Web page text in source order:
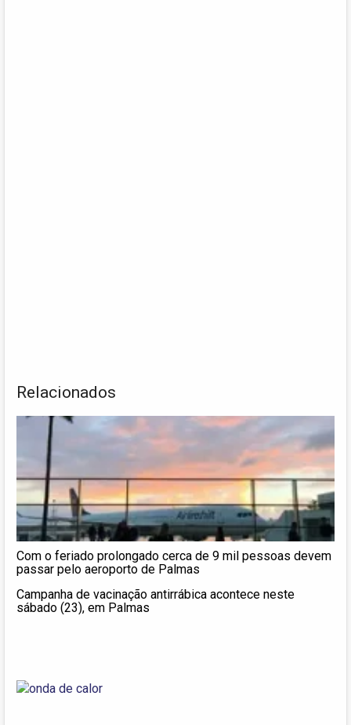
Relacionados
Com o feriado prolongado cerca de 9 mil pessoas devem
passar pelo aeroporto de Palmas
Campanha de vacinação antirrábica acontece neste
sábado (23), em Palmas